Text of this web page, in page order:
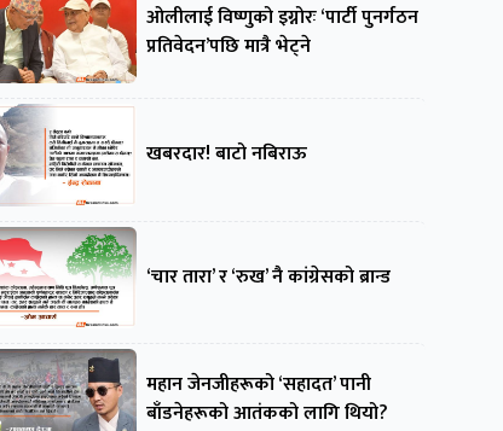
ओलीलाई विष्णुको इग्नोरः ‘पार्टी पुनर्गठन
प्रतिवेदन’पछि मात्रै भेट्ने
खबरदार! बाटो नबिराऊ
‘चार तारा’ र ‘रुख’ नै कांग्रेसको ब्रान्ड
महान जेनजीहरूको ‘सहादत’ पानी
बाँडनेहरूको आतंकको लागि थियो?